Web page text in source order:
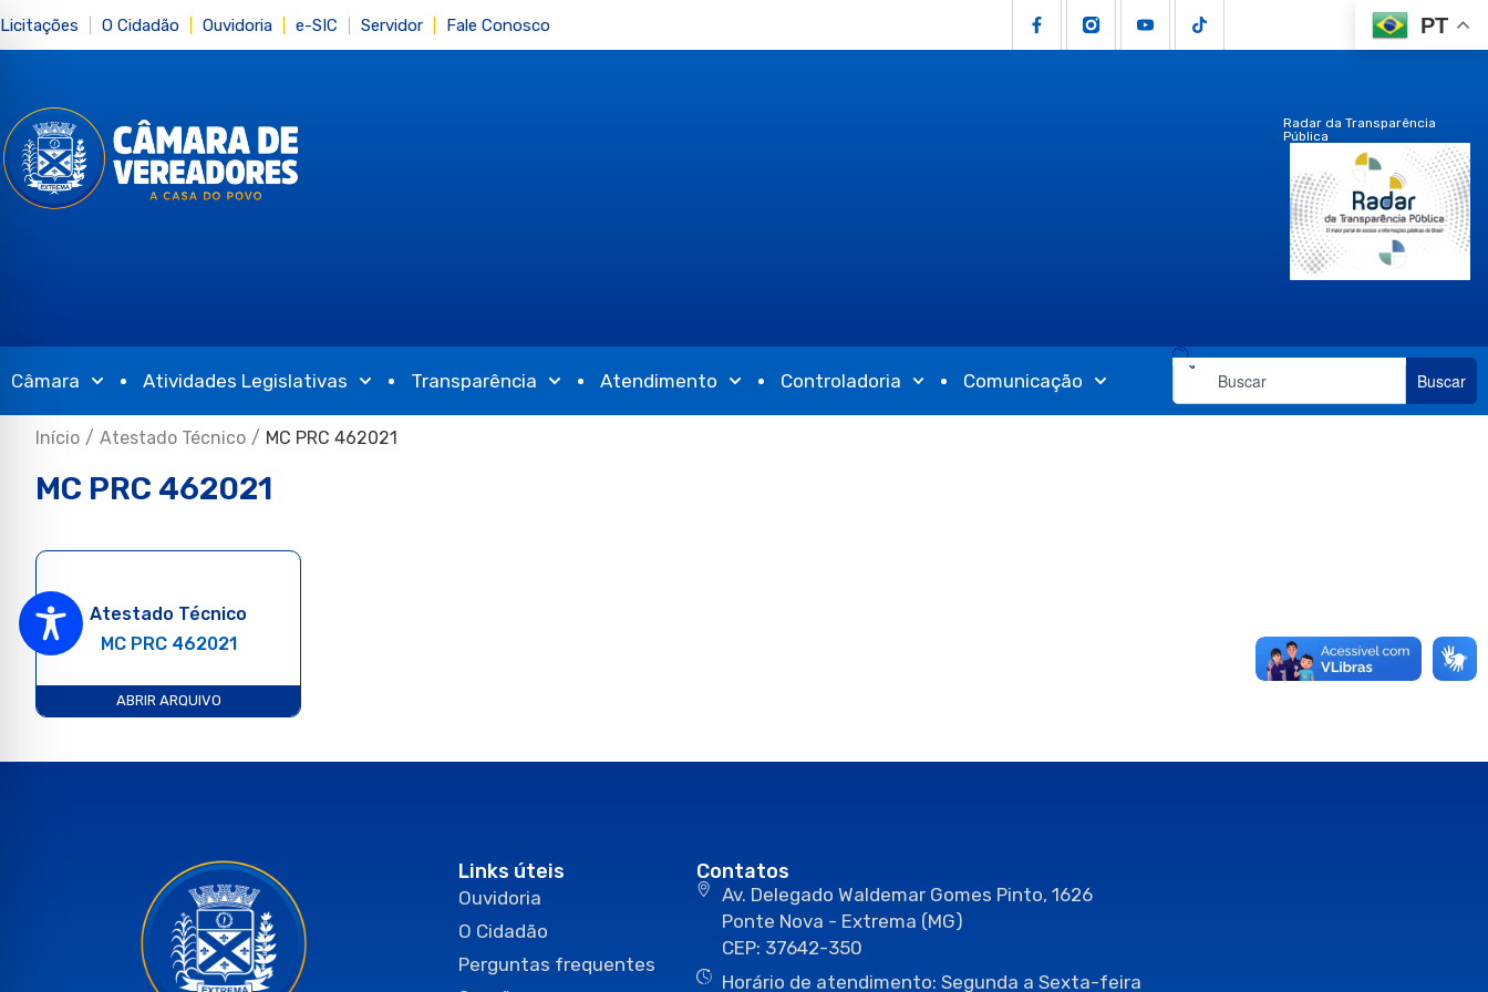
Licitações O Cidadão Ouvidoria e-SIC Servidor Fale Conosco PT
Radar da Transparência
Pública
Câmara Atividades Legislativas Transparência Atendimento Controladoria Comunicação Buscar
Início / Atestado Técnico / MC PRC 462021
MC PRC 462021
Atestado Técnico
MC PRC 462021
ABRIR ARQUIVO
Links úteis
Ouvidoria
O Cidadão
Perguntas frequentes
Contatos
Av. Delegado Waldemar Gomes Pinto, 1626
Ponte Nova - Extrema (MG)
CEP: 37642-350
Horário de atendimento: Segunda a Sexta-feira